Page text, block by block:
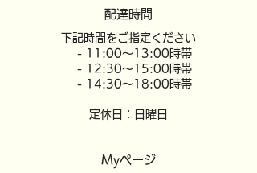
配達時間
​下記時間をご指定ください
- 11:00～13:00時帯
- 12:30～15:00時帯
- 14:30～18:00時帯
定休日：日曜日
Myページ